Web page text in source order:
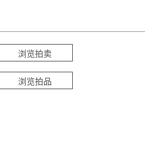
浏览拍卖
浏览拍品